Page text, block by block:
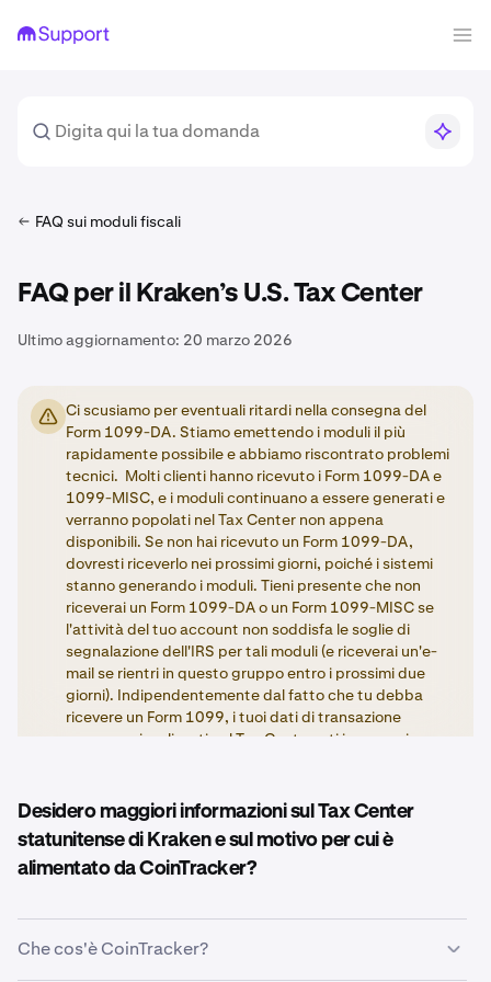
FAQ sui moduli fiscali
FAQ per il Kraken’s U.S. Tax Center
Ultimo aggiornamento: 20 marzo 2026
Ci scusiamo per eventuali ritardi nella consegna del
Form 1099-DA. Stiamo emettendo i moduli il più
rapidamente possibile e abbiamo riscontrato problemi
tecnici. Molti clienti hanno ricevuto i Form 1099-DA e
1099-MISC, e i moduli continuano a essere generati e
verranno popolati nel Tax Center non appena
disponibili. Se non hai ricevuto un Form 1099-DA,
dovresti riceverlo nei prossimi giorni, poiché i sistemi
stanno generando i moduli. Tieni presente che non
riceverai un Form 1099-DA o un Form 1099-MISC se
l'attività del tuo account non soddisfa le soglie di
segnalazione dell'IRS per tali moduli (e riceverai un'e-
mail se rientri in questo gruppo entro i prossimi due
giorni). Indipendentemente dal fatto che tu debba
ricevere un Form 1099, i tuoi dati di transazione
verranno visualizzati nel Tax Center e ti incoraggiamo
1099-DA e 1099-MISC.
Desidero maggiori informazioni sul Tax Center
statunitense di Kraken e sul motivo per cui è
alimentato da CoinTracker?
Che cos'è CoinTracker?